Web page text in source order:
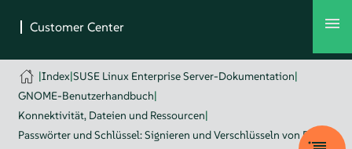
|Index|SUSE Linux Enterprise Server-Dokumentation|
GNOME-Benutzerhandbuch|
Konnektivität, Dateien und Ressourcen|
Passwörter und Schlüssel: Signieren und Verschlüsseln von Daten